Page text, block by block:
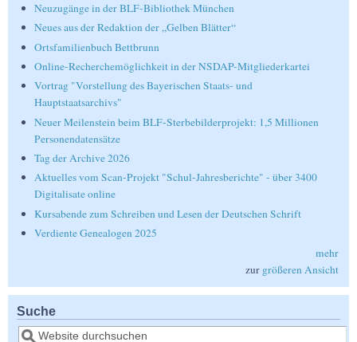
Neuzugänge in der BLF-Bibliothek München
Neues aus der Redaktion der „Gelben Blätter“
Ortsfamilienbuch Bettbrunn
Online-Recherchemöglichkeit in der NSDAP-Mitgliederkartei
Vortrag "Vorstellung des Bayerischen Staats- und
Hauptstaatsarchivs"
Neuer Meilenstein beim BLF-Sterbebilderprojekt: 1,5 Millionen
Personendatensätze
Tag der Archive 2026
Aktuelles vom Scan-Projekt "Schul-Jahresberichte" - über 3400
Digitalisate online
Kursabende zum Schreiben und Lesen der Deutschen Schrift
Verdiente Genealogen 2025
mehr
zur größeren Ansicht
Suche
Suche